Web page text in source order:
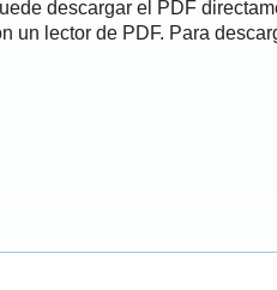
descargar el PDF
un lector de PDF. Para